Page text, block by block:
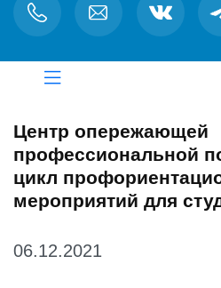
Центр опережающей
профессиональной
цикл
мероприятий для
06.12.2021